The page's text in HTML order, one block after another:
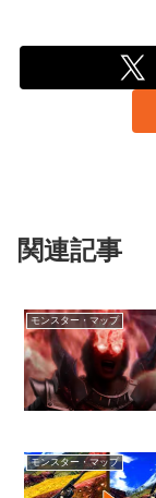
関連記事
モンスター・マップ
モンスター・マップ